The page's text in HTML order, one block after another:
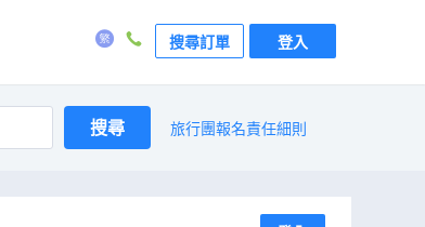
搜尋訂單 登入
搜尋 旅行團報名責任細則